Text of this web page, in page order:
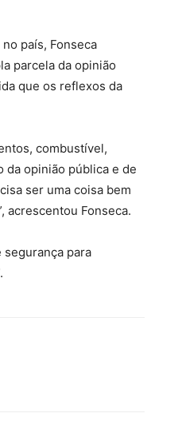
país, Fonseca
parcela da opinião
que os reflexos da
combustível,
da opinião pública e de
ser uma coisa bem
acrescentou Fonseca.
para